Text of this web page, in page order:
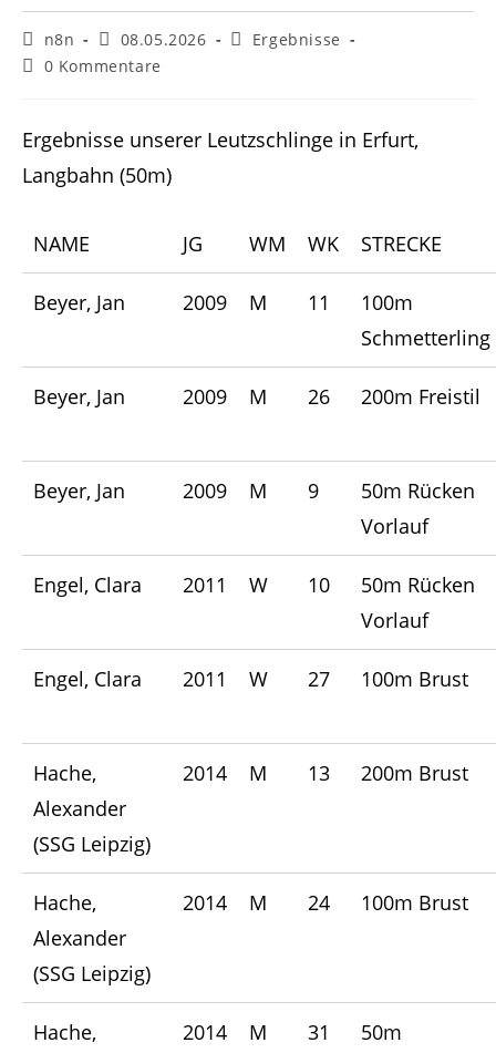
Beitrags-
Autor:
n8n
Beitrag
veröffentlicht:
08.05.2026
Beitrags-
Ergebnisse
Beitrags-
0 Kommentare
Ergebnisse unserer Leutzschlinge in Erfurt,
Langbahn (50m)
NAME JG WM WK STRECKE
Beyer, Jan 2009 M 11
100m
Schmetterling
Beyer, Jan 2009 M 26 200m Freistil
Beyer, Jan 2009 M 9
50m Rücken
Vorlauf
Engel, Clara 2011 W 10
50m Rücken
Vorlauf
Engel, Clara 2011 W 27 100m Brust
Hache,
Alexander
(SSG Leipzig)
2014 M 13 200m Brust
Hache,
Alexander
(SSG Leipzig)
2014 M 24 100m Brust
Hache,
2014 M 31
50m